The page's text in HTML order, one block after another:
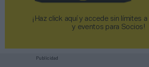
¡Haz click aquí y accede sin límites
y eventos para Socios!​​​​​​​
Publicidad